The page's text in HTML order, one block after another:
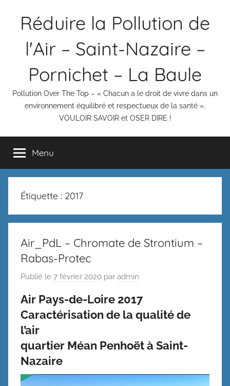
Réduire la Pollution de
l'Air – Saint-Nazaire –
Pornichet – La Baule
Pollution Over The Top – « Chacun a le droit de vivre dans un
environnement équilibré et respectueux de la santé ».
VOULOIR SAVOIR et OSER DIRE !
Menu
Étiquette : 2017
Air_PdL – Chromate de Strontium –
Rabas-Protec
Publié le 7 février 2020 par admin
Air Pays-de-Loire 2017
Caractérisation de la qualité de
l’air
quartier Méan Penhoët à Saint-
Nazaire